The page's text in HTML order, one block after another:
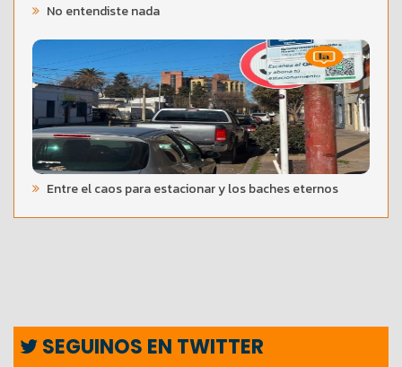
No entendiste nada
Entre el caos para estacionar y los baches eternos
SEGUINOS EN TWITTER